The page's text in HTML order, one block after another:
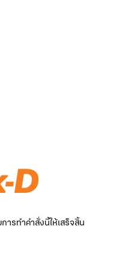
รทำคำสั่งนี้ให้เสร็จสิ้น